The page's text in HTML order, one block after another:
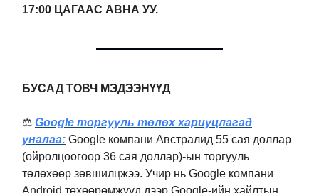
17:00 ЦАГААС АВНА УУ.
БУСАД ТОВЧ МЭДЭЭНҮҮД
⚖️ Google торгууль төлөх хариуцлагад
уналаа: Google компани Австралид 55 сая доллар
(ойролцоогоор 36 сая доллар)-ын торгууль
төлөхөөр зөвшилцжээ. Учир нь Google компани